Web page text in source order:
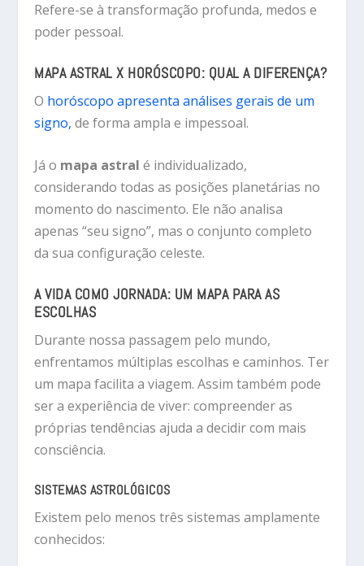
Refere-se à transformação profunda, medos e
poder pessoal.
MAPA ASTRAL X HORÓSCOPO: QUAL A DIFERENÇA?
O horóscopo apresenta análises gerais de um
signo, de forma ampla e impessoal.
Já o mapa astral é individualizado,
considerando todas as posições planetárias no
momento do nascimento. Ele não analisa
apenas “seu signo”, mas o conjunto completo
da sua configuração celeste.
A VIDA COMO JORNADA: UM MAPA PARA AS
ESCOLHAS
Durante nossa passagem pelo mundo,
enfrentamos múltiplas escolhas e caminhos. Ter
um mapa facilita a viagem. Assim também pode
ser a experiência de viver: compreender as
próprias tendências ajuda a decidir com mais
consciência.
SISTEMAS ASTROLÓGICOS
Existem pelo menos três sistemas amplamente
conhecidos: